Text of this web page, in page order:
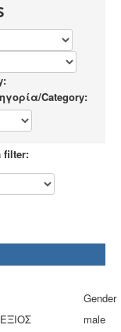
Category:
filter:
Gender
male